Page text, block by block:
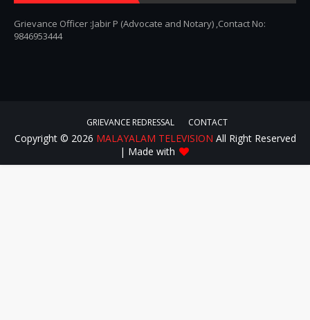
Grievance Officer :Jabir P (Advocate and Notary) ,Contact No:
9846953444
GRIEVANCE REDRESSAL CONTACT
Copyright © 2026 MALAYALAM TELEVISION All Right Reserved
| Made with